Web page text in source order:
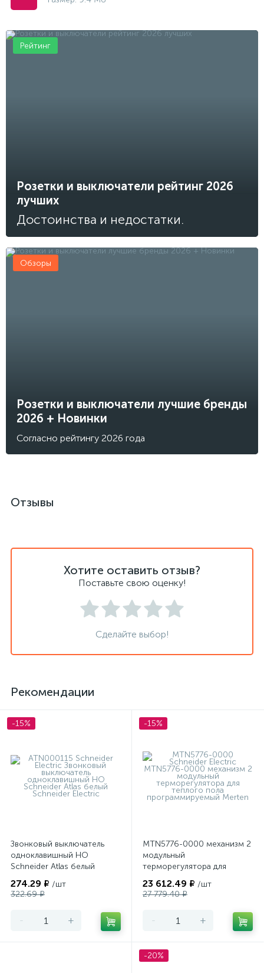
Розетки и выключатели рейтинг 2026
лучших
Достоинства и недостатки.
Рейтинг
Розетки и выключатели лучшие бренды
2026 + Новинки
Согласно рейтингу 2026 года
Обзоры
Отзывы
Хотите оставить отзыв?
Поставьте свою оценку!
Сделайте выбор!
Рекомендации
-15%
Звонковый выключатель
одноклавишный НО
Schneider Atlas белый
274.29 ₽ /шт
322.69 ₽
- +
-15%
MTN5776-0000 механизм 2
модульный
терморегулятора для
программируемый Merten
23 612.49 ₽ /шт
27 779.40 ₽
- +
-20%